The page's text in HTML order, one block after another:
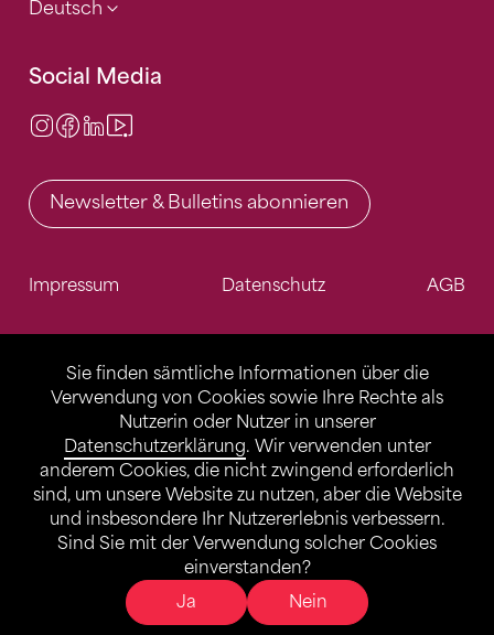
Sie finden sämtliche Informationen über die
Verwendung von Cookies sowie Ihre Rechte als
Nutzerin oder Nutzer in unserer
Datenschutzerklärung. Wir verwenden unter
anderem Cookies, die nicht zwingend erforderlich
sind, um unsere Website zu nutzen, aber die Website
und insbesondere Ihr Nutzererlebnis verbessern.
Sind Sie mit der Verwendung solcher Cookies
einverstanden?
Ja
Nein
Deutsch
Social Media
Instagram
Facebook
LinkedIn
Newsletter & Bulletins abonnieren
Impressum Datenschutz AGB